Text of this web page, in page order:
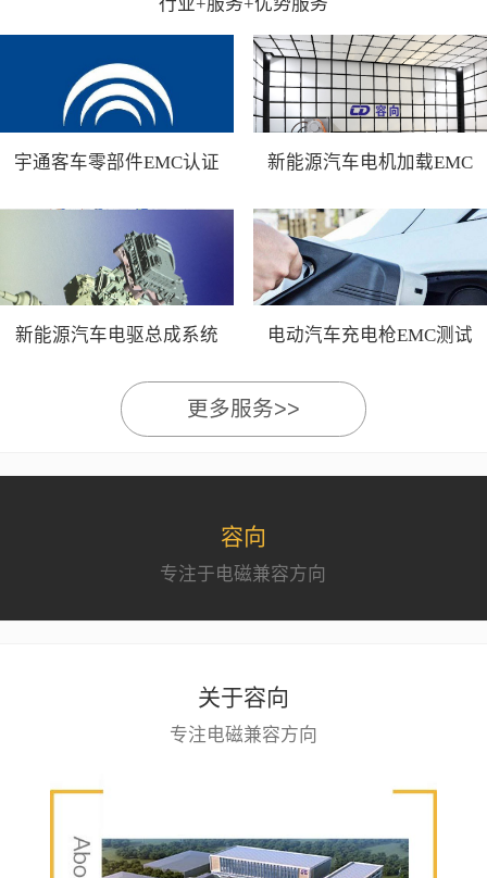
宇通客车零部件EMC认证
新能源汽车电机加载EMC
新能源汽车电驱总成系统
电动汽车充电枪EMC测试
更多服务>>
容向
专注于电磁兼容方向
关于容向
专注电磁兼容方向